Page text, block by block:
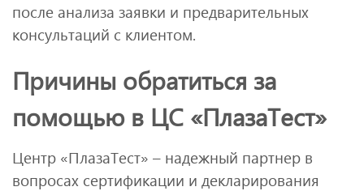
после анализа заявки и предварительных
консультаций с клиентом.
Причины обратиться за
помощью в ЦС «ПлазаТест»
Центр «ПлазаТест» – надежный партнер в
вопросах сертификации и декларирования